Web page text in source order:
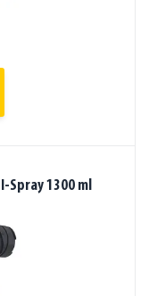
Spray 1300 ml